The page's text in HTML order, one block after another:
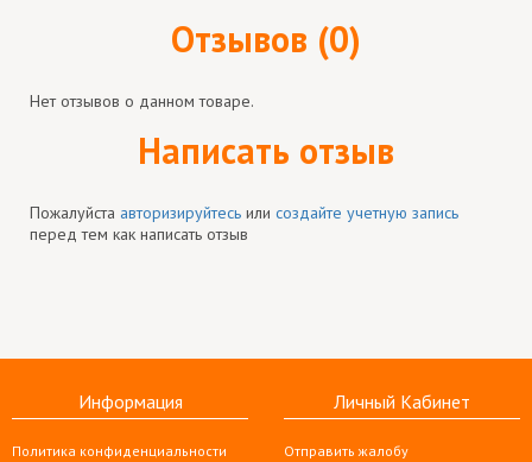
Отзывов (0)
Нет отзывов о данном товаре.
Написать отзыв
Пожалуйста авторизируйтесь или создайте учетную запись
перед тем как написать отзыв
Информация
Политика конфиденциальности
Личный Кабинет
Отправить жалобу